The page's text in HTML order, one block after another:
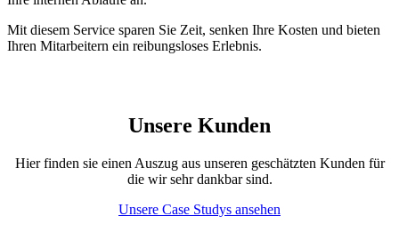
Mit diesem Service sparen Sie Zeit, senken Ihre Kosten und bieten
Ihren Mitarbeitern ein reibungsloses Erlebnis.
Unsere Kunden
Hier finden sie einen Auszug aus unseren geschätzten Kunden für
die wir sehr dankbar sind.
Unsere Case Studys ansehen